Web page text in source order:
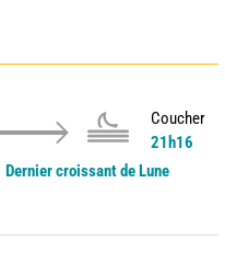
Coucher
21h16
Dernier croissant de Lune